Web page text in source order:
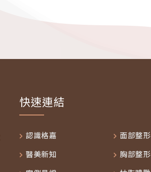
快速連結
認識格嘉
醫美新知
面部整形
胸部整形